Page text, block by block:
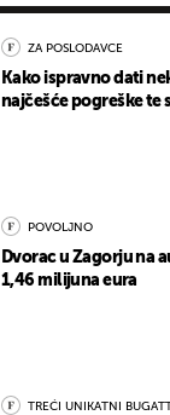
ZA POSLODAVCE
Kako ispravno dati
najčešće pogreške te
POVOLJNO
Dvorac u Zagorju na
1,46 milijuna eura
TREĆI UNIKATNI